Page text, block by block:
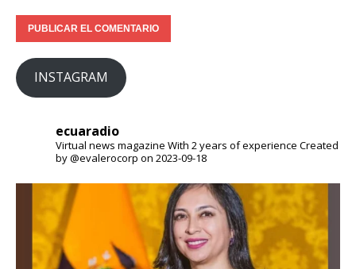
INSTAGRAM
ecuaradio
Virtual news magazine With 2 years of experience Created
by @evalerocorp on 2023-09-18